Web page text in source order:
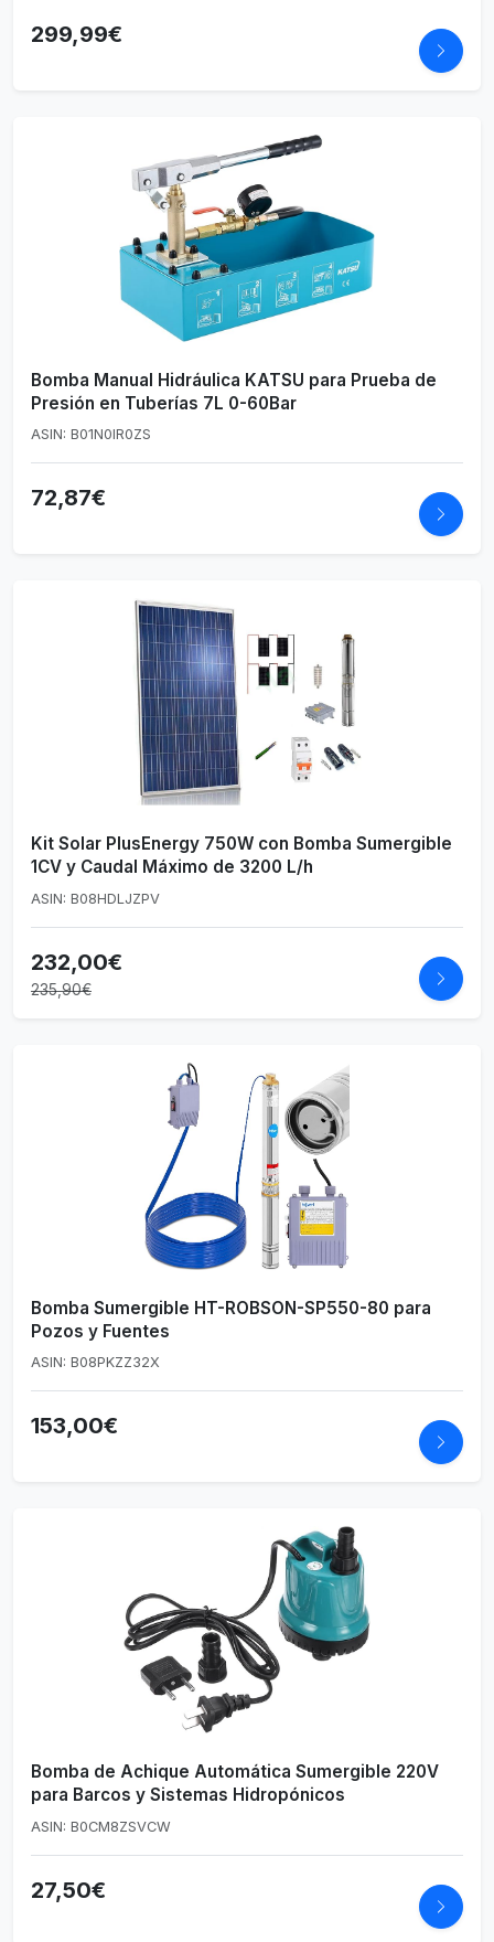
299,99€
Bomba Manual Hidráulica KATSU para Prueba de
Presión en Tuberías 7L 0-60Bar
ASIN: B01N0IR0ZS
72,87€
Kit Solar PlusEnergy 750W con Bomba Sumergible
1CV y Caudal Máximo de 3200 L/h
ASIN: B08HDLJZPV
232,00€
235,90€
Bomba Sumergible HT-ROBSON-SP550-80 para
Pozos y Fuentes
ASIN: B08PKZZ32X
153,00€
Bomba de Achique Automática Sumergible 220V
para Barcos y Sistemas Hidropónicos
ASIN: B0CM8ZSVCW
27,50€